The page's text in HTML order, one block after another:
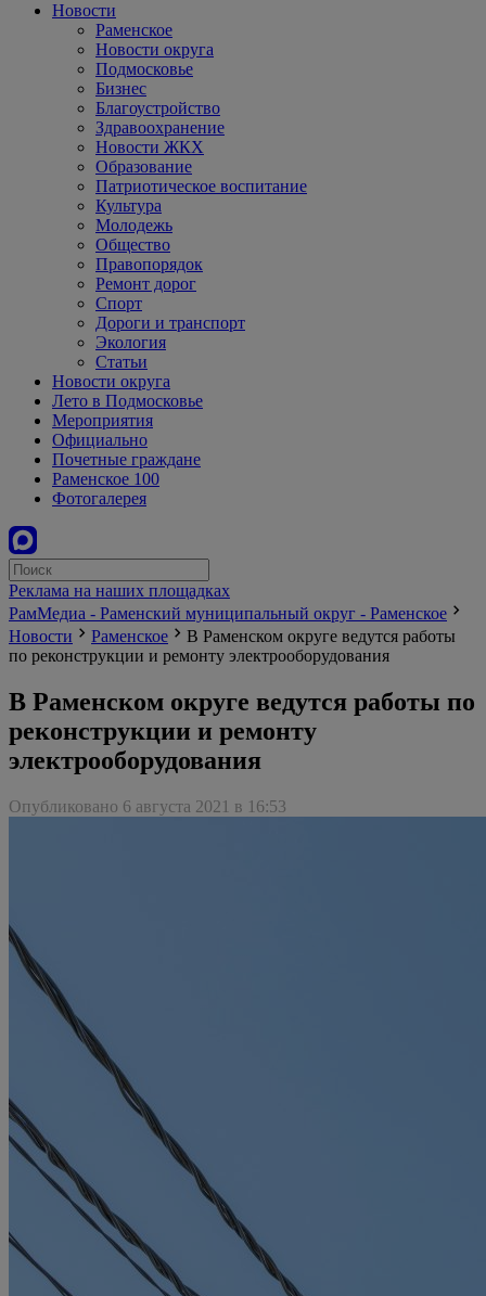
Новости
Раменское
Новости округа
Подмосковье
Бизнес
Благоустройство
Здравоохранение
Новости ЖКХ
Образование
Патриотическое воспитание
Культура
Молодежь
Общество
Правопорядок
Ремонт дорог
Спорт
Дороги и транспорт
Экология
Статьи
Новости округа
Лето в Подмосковье
Мероприятия
Официально
Почетные граждане
Раменское 100
Фотогалерея
Реклама на наших площадках
РамМедиа - Раменский муниципальный округ - Раменское
Новости
Раменское
В Раменском округе ведутся работы
по реконструкции и ремонту электрооборудования
В Раменском округе ведутся работы по
реконструкции и ремонту
электрооборудования
Опубликовано 6 августа 2021 в 16:53